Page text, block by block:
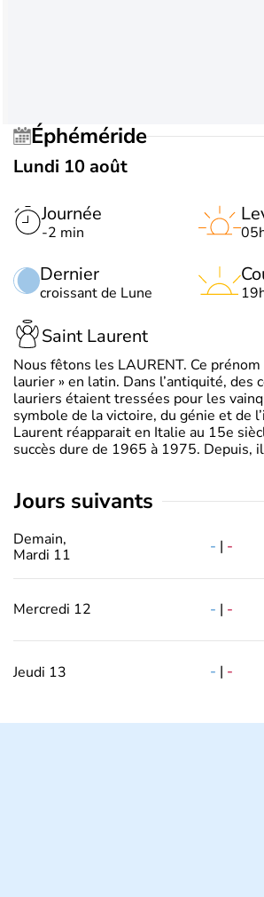
Éphéméride
Lundi 10 août
Journée
-2 min
Dernier
croissant de Lune
Saint Laurent
Nous fêtons les LAURENT. Ce
laurier » en latin. Dans l’antiquité, des
lauriers étaient tressées pour les
symbole de la victoire, du génie et de
Laurent réapparait en Italie au 15e
succès dure de 1965 à 1975. Depuis,
jours suivants
Demain,
Mardi 11
- | -
Mercredi 12 - | -
Jeudi 13 - | -